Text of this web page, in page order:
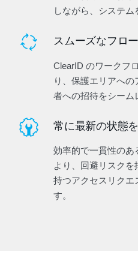
しながら、システム
スムーズなフロー
ClearID のワークフ
り、保護エリアへ
者への招待をシーム
常に最新の状態
効率的で一貫性のあ
より、回避リスク
持つアクセスリクエ
す。